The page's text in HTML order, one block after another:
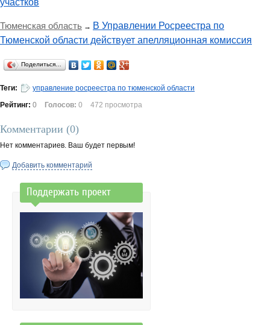
участков
Тюменская область → В Управлении Росреестра по
Тюменской области действует апелляционная комиссия
Поделиться…
Теги:
управление росреестра по тюменской области
Рейтинг: 0 Голосов: 0 472 просмотра
Комментарии (0)
Нет комментариев. Ваш будет первым!
Добавить комментарий
Поддержать проект